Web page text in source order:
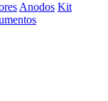
Anodos Kit